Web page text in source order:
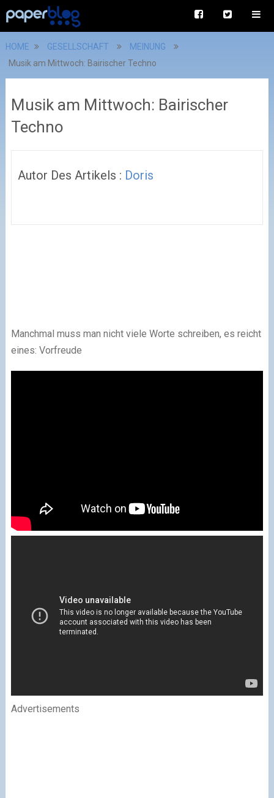
HOME GESELLSCHAFT
MEINUNG
Musik am Mittwoch: Bairischer Techno
Musik am Mittwoch: Bairischer
Techno
Autor Des Artikels : Doris
Manchmal muss man nicht viele Worte schreiben, es reicht
eines: Vorfreude
Advertisements